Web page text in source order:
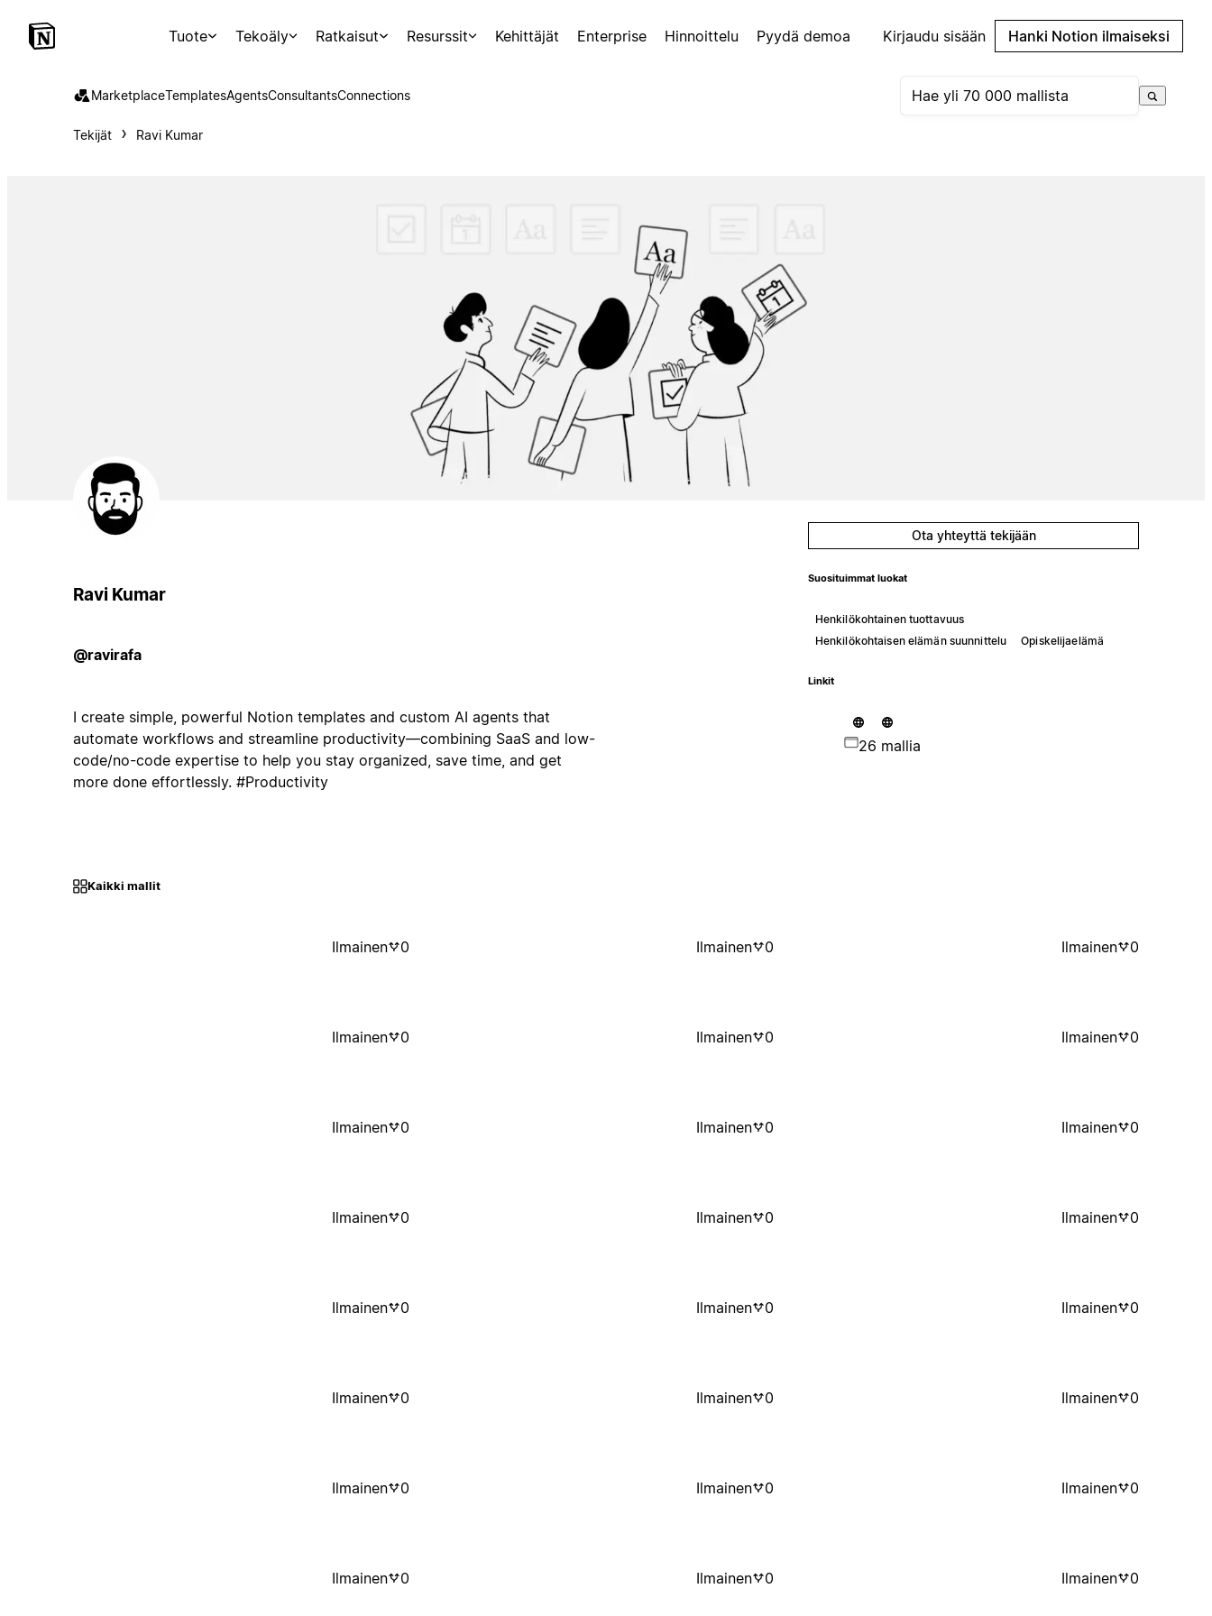
Tuote Tekoäly Ratkaisut Resurssit Kehittäjät Enterprise Hinnoittelu Pyydä demoa Kirjaudu sisään Hanki Notion ilmaiseksi
MarketplaceTemplatesAgentsConsultantsConnections
Tekijät Ravi Kumar
Ravi Kumar
@ravirafa
I create simple, powerful Notion templates and custom AI agents that
automate workflows and streamline productivity—combining SaaS and low-
code/no-code expertise to help you stay organized, save time, and get
more done effortlessly. #Productivity
Ota yhteyttä tekijään
Suosituimmat luokat
Henkilökohtainen tuottavuus
Henkilökohtaisen elämän suunnittelu
Opiskelijaelämä
Linkit
26 mallia
Kaikki mallit
Ilmainen 0 Ilmainen 0 Ilmainen 0
Ilmainen 0 Ilmainen 0 Ilmainen 0
Ilmainen 0 Ilmainen 0 Ilmainen 0
Ilmainen 0 Ilmainen 0 Ilmainen 0
Ilmainen 0 Ilmainen 0 Ilmainen 0
Ilmainen 0 Ilmainen 0 Ilmainen 0
Ilmainen 0 Ilmainen 0 Ilmainen 0
Ilmainen 0 Ilmainen 0 Ilmainen 0